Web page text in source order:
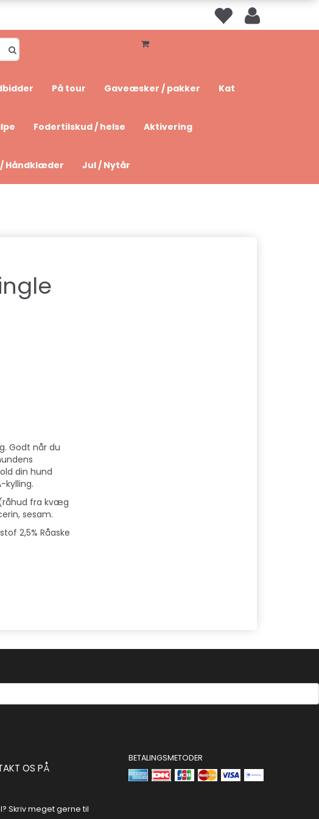
På tour Gaveæsker / pakker Kat
Fodertilskud / helse Aktivering
Håndklæder Jul / Nytår
Godt når du
din hund
kylling.
fra kvæg
sesam.
2,5% Råaske
OS PÅ
Skriv meget gerne til
BETALINGSMETODER